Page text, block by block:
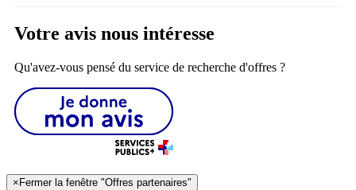
Votre avis nous intéresse
Qu'avez-vous pensé du service de recherche d'offres ?
× Fermer la fenêtre "Offres partenaires"